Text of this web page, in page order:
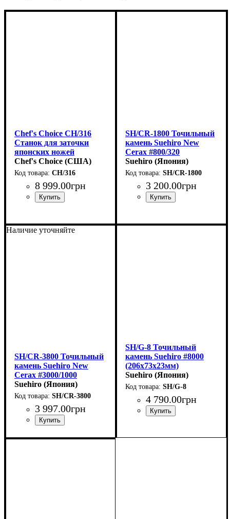
Chef's Choice CH/316
Станок для заточки
японских ножей
(15градусов)
Chef's Choice (США)
CH/316
8 999.00грн
SH/CR-1800 Точильный
камень Suehiro New
Cerax #800/320
(183х63х32мм)
Suehiro (Япония)
SH/CR-1800
3 200.00грн
Наличие уточняйте
SH/CR-3800 Точильный
камень Suehiro New
Cerax #3000/1000
(183х63х32мм)
Suehiro (Япония)
SH/CR-3800
3 997.00грн
SH/G-8 Точильный
камень Suehiro #8000
(206х73х23мм)
Suehiro (Япония)
SH/G-8
4 790.00грн